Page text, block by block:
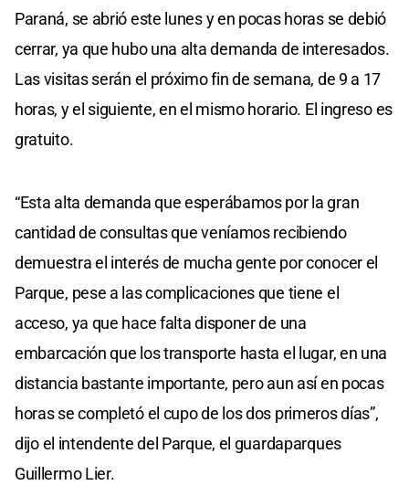
Paraná, se abrió este lunes y en pocas horas se debió
cerrar, ya que hubo una alta demanda de interesados.
Las visitas serán el próximo fin de semana, de 9 a 17
horas, y el siguiente, en el mismo horario. El ingreso es
gratuito.
“Esta alta demanda que esperábamos por la gran
cantidad de consultas que veníamos recibiendo
demuestra el interés de mucha gente por conocer el
Parque, pese a las complicaciones que tiene el
acceso, ya que hace falta disponer de una
embarcación que los transporte hasta el lugar, en una
distancia bastante importante, pero aun así en pocas
horas se completó el cupo de los dos primeros días”,
dijo el intendente del Parque, el guardaparques
Guillermo Lier.